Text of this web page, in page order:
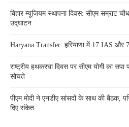
बिहार म्यूजियम स्थापना दिवस: सीएम सम्राट
उद्घाटन
Haryana Transfer: हरियाणा में 17 IAS और
राष्ट्रीय हथकरघा दिवस पर सीएम योगी का
सोचते
पीएम मोदी ने एनडीए सांसदों के साथ की बैठक,
दिए संकेत